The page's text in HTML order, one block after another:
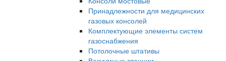
Принадлежности для медицинских
газовых консолей
Комплектующие элементы систем
газоснабжения
Потолочные штативы